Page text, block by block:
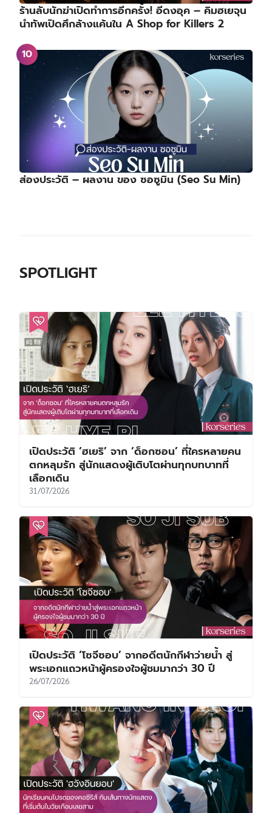
ร้านลับนักฆ่าเปิดทำการอีกครั้ง! อีดงอุค – คิมฮเยจุน
นำทัพเปิดศึกล้างแค้นใน A Shop for Killers 2
ส่องประวัติ – ผลงาน ของ ซอซูมิน (Seo Su Min)
SPOTLIGHT
เปิดประวัติ ‘ฮเยริ’ จาก ‘ด็อกซอน’ ที่ใครหลายคน
ตกหลุมรัก สู่นักแสดงผู้เติบโตผ่านทุกบทบาทที่
เลือกเดิน
31/07/2026
เปิดประวัติ ‘โซจีซอบ’ จากอดีตนักกีฬาว่ายน้ำ สู่
พระเอกแถวหน้าผู้ครองใจผู้ชมมากว่า 30 ปี
26/07/2026